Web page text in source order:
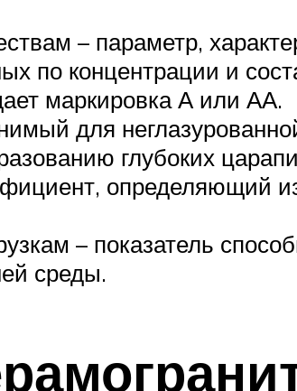
– параметр,
по концентрации и
маркировка А или АА.
для
глубоких
определяющий
– показатель
среды.